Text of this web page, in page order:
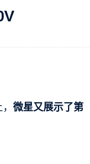
微星又展示了第